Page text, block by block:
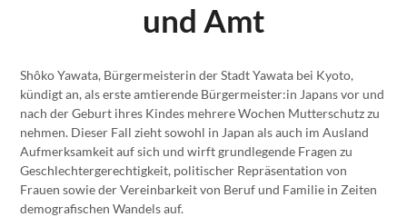
und Amt
Shôko Yawata, Bürgermeisterin der Stadt Yawata bei Kyoto,
kündigt an, als erste amtierende Bürgermeister:in Japans vor und
nach der Geburt ihres Kindes mehrere Wochen Mutterschutz zu
nehmen. Dieser Fall zieht sowohl in Japan als auch im Ausland
Aufmerksamkeit auf sich und wirft grundlegende Fragen zu
Geschlechtergerechtigkeit, politischer Repräsentation von
Frauen sowie der Vereinbarkeit von Beruf und Familie in Zeiten
demografischen Wandels auf.